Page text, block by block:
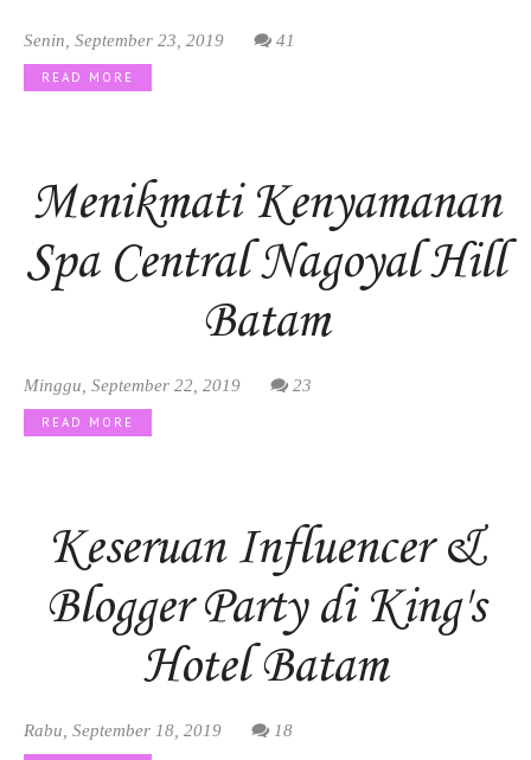
Senin, September 23, 2019 41
READ MORE
Menikmati Kenyamanan
Spa Central Nagoyal Hill
Batam
Minggu, September 22, 2019 23
READ MORE
Keseruan Influencer &
Blogger Party di King's
Hotel Batam
Rabu, September 18, 2019 18